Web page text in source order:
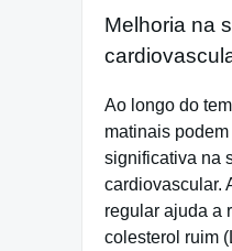
Melhoria na
Ao longo do
matinais
significativa na
cardiovascular.
regular ajuda a
colesterol ruim